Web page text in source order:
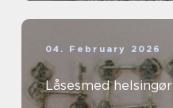
04. February 2026
Låsesmed helsingør